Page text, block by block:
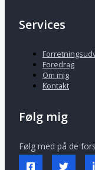
Services
Foredrag
Om mig
Kontakt
Følg mig
Følg med på de